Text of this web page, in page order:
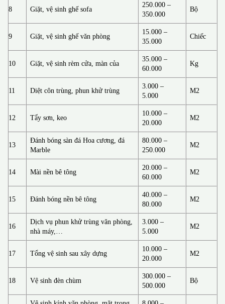
8 Giặt, vệ sinh ghế sofa
250.000 –
350.000
Bộ
9 Giặt, vệ sinh ghế văn phòng
15.000 –
35.000
Chiếc
10 Giặt, vệ sinh rèm cửa, màn của
35.000 –
60.000
Kg
11 Diệt côn trùng, phun khử trùng
3.000 –
5.000
M2
12 Tẩy sơn, keo
10.000 –
20.000
M2
13
Đánh bóng sàn đá Hoa cương, đá
Marble
80.000 –
250.000
M2
14 Mài nền bê tông
20.000 –
60.000
M2
15 Đánh bóng nền bê tông
40.000 –
80.000
M2
16
Dịch vụ phun khử trùng văn phòng,
nhà máy,…
3.000 –
5.000
M2
17 Tổng vệ sinh sau xây dựng
10.000 –
20.000
M2
18 Vệ sinh đèn chùm
300.000 –
500.000
Bộ